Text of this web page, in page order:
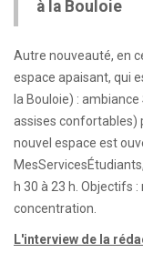
à la Bouloie
Autre nouveauté, en
espace apaisant, qui
la Bouloie) :
assises confortables)
nouvel espace est
h 30 à 23 h. Objectifs
concentration.
L'interview de la